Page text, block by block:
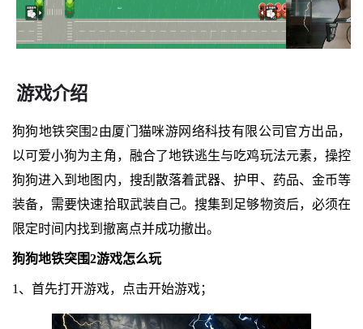
游戏介绍
狗狗地铁突围2由厦门猫咪游网络科技有限公司官方出品，
以可爱小狗为主角，融合了地铁逃生与吃鸡玩法元素，操控
狗狗进入到地图内，搜刮散落着武器、护甲、药品、金币等
装备，需要快速拾取武装自己。搜集到足够物资后，必须在
限定时间内找到撤离点并成功撤出。
狗狗地铁突围2游戏怎么玩
1、首先打开游戏，点击开始游戏；